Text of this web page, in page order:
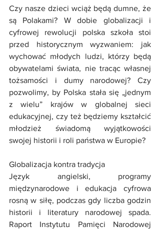
Czy nasze dzieci wciąż będą dumne, że
są Polakami? W dobie globalizacji i
cyfrowej rewolucji polska szkoła stoi
przed historycznym wyzwaniem: jak
wychować młodych ludzi, którzy będą
obywatelami świata, nie tracąc własnej
tożsamości i dumy narodowej? Czy
pozwolimy, by Polska stała się „jednym
z wielu” krajów w globalnej sieci
edukacyjnej, czy też będziemy kształcić
młodzież świadomą wyjątkowości
swojej historii i roli państwa w Europie?
Globalizacja kontra tradycja
Język angielski, programy
międzynarodowe i edukacja cyfrowa
rosną w siłę, podczas gdy liczba godzin
historii i literatury narodowej spada.
Raport Instytutu Pamięci Narodowej